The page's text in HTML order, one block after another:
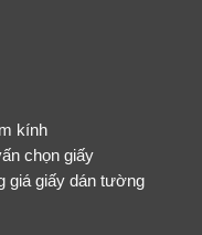
kính
chọn giấy
giá giấy dán tường